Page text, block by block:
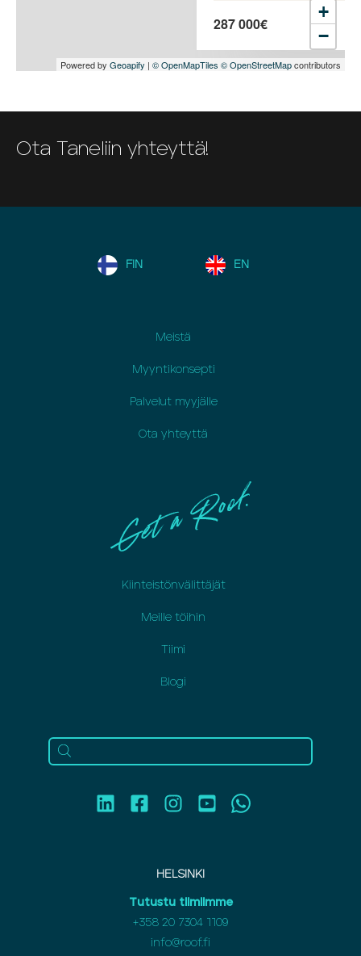
287 000€
+
−
Powered by Geoapify | © OpenMapTiles © OpenStreetMapcontributors
Ota Taneliin yhteyttä!
FIN EN
Meistä
Myyntikonsepti
Palvelut myyjälle
Ota yhteyttä
Kiinteistönvälittäjät
Meille töihin
Tiimi
Blogi
HELSINKI
Tutustu tiimiimme
+358 20 7304 1109
info@roof.fi